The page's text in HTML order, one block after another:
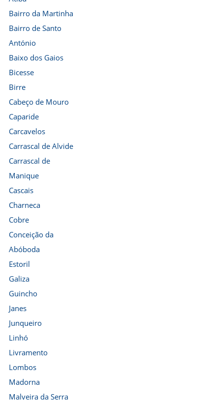
Bairro da Martinha
Bairro de Santo
António
Baixo dos Gaios
Bicesse
Birre
Cabeço de Mouro
Caparide
Carcavelos
Carrascal de Alvide
Carrascal de
Manique
Cascais
Charneca
Cobre
Conceição da
Abóboda
Estoril
Galiza
Guincho
Janes
Junqueiro
Linhó
Livramento
Lombos
Madorna
Malveira da Serra